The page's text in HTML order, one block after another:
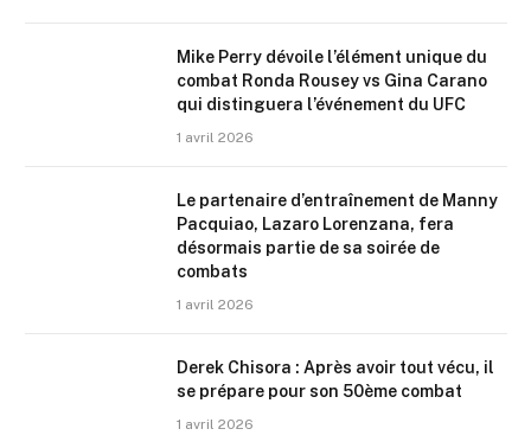
Mike Perry dévoile l’élément unique du
combat Ronda Rousey vs Gina Carano
qui distinguera l’événement du UFC
1 avril 2026
Le partenaire d’entraînement de Manny
Pacquiao, Lazaro Lorenzana, fera
désormais partie de sa soirée de
combats
1 avril 2026
Derek Chisora : Après avoir tout vécu, il
se prépare pour son 50ème combat
1 avril 2026